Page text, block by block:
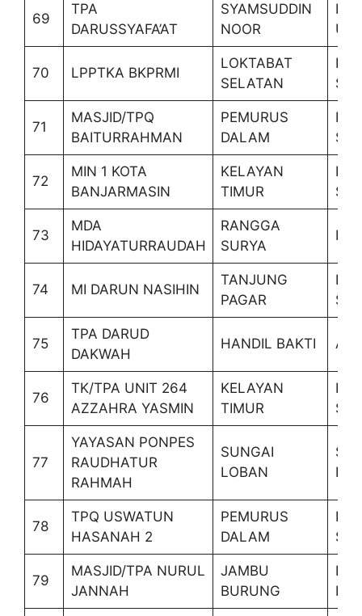
69
TPA
DARUSSYAFA’AT
SYAMSUDDIN
NOOR
70 LPPTKA BKPRMI
LOKTABAT
SELATAN
71
MASJID/TPQ
BAITURRAHMAN
PEMURUS
DALAM
72
MIN 1 KOTA
BANJARMASIN
KELAYAN
TIMUR
73
MDA
HIDAYATURRAUDAH
RANGGA
SURYA
74 MI DARUN NASIHIN
TANJUNG
PAGAR
75
TPA DARUD
DAKWAH
HANDIL BAKTI
76
TK/TPA UNIT 264
AZZAHRA YASMIN
KELAYAN
TIMUR
77
YAYASAN PONPES
RAUDHATUR
RAHMAH
SUNGAI
LOBAN
78
TPQ USWATUN
HASANAH 2
PEMURUS
DALAM
79
MASJID/TPA NURUL
JANNAH
JAMBU
BURUNG